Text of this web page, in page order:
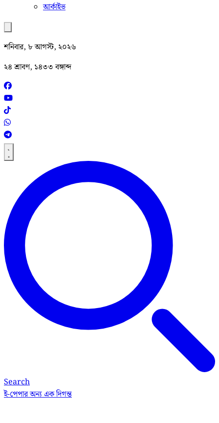
আর্কাইভ
শনিবার, ৮ আগস্ট, ২০২৬
২৪ শ্রাবণ, ১৪৩৩ বঙ্গাব্দ
Search
ই-পেপারঅন্য এক দিগন্ত